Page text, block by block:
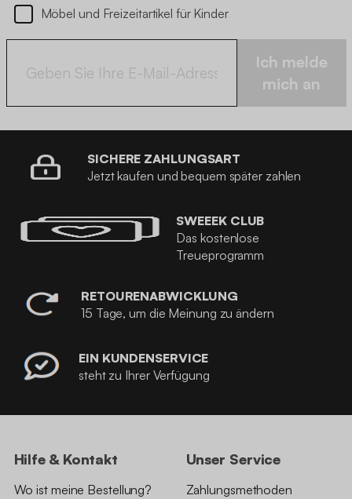
Möbel und Freizeitartikel für Kinder
Ich melde
mich an
SICHERE ZAHLUNGSART
Jetzt kaufen und bequem später zahlen
SWEEEK CLUB
Das kostenlose
Treueprogramm
RETOURENABWICKLUNG
15 Tage, um die Meinung zu ändern
EIN KUNDENSERVICE
steht zu Ihrer Verfügung
Hilfe & Kontakt
Wo ist meine Bestellung?
Unser Service
Zahlungsmethoden